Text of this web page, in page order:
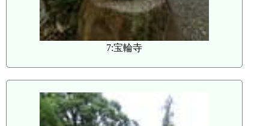
7:宝輪寺